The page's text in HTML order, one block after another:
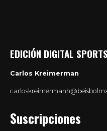
EDICIÓN DIGITAL
Carlos Kreimerman
Suscripciones